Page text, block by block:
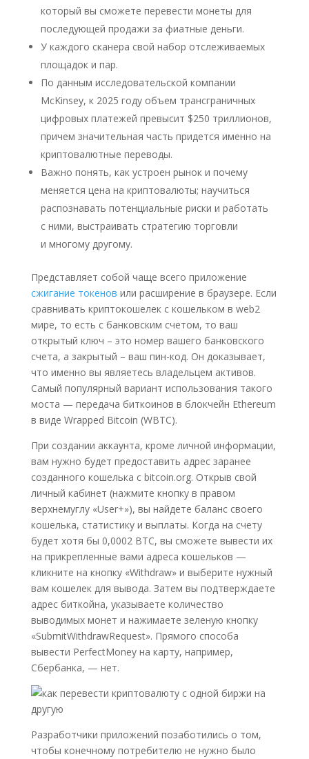
который вы сможете перевести монеты для
последующей продажи за фиатные деньги.
У каждого сканера свой набор отслеживаемых
площадок и пар.
По данным исследовательской компании
McKinsey, к 2025 году объем трансграничных
цифровых платежей превысит $250 триллионов,
причем значительная часть придется именно на
криптовалютные переводы.
Важно понять, как устроен рынок и почему
меняется цена на криптовалюты; научиться
распознавать потенциальные риски и работать
с ними, выстраивать стратегию торговли
и многому другому.
Представляет собой чаще всего приложение
сжигание токенов или расширение в браузере. Если
сравнивать криптокошелек с кошельком в web2
мире, то есть с банковским счетом, то ваш
открытый ключ – это номер вашего банковского
счета, а закрытый – ваш пин-код. Он доказывает,
что именно вы являетесь владельцем активов.
Самый популярный вариант использования такого
моста — передача биткоинов в блокчейн Ethereum
в виде Wrapped Bitcoin (WBTC).
При создании аккаунта, кроме личной информации,
вам нужно будет предоставить адрес заранее
созданного кошелька с bitcoin.org. Открыв свой
личный кабинет (нажмите кнопку в правом
верхнемуглу «User+»), вы найдете баланс своего
кошелька, статистику и выплаты. Когда на счету
будет хотя бы 0,0002 ВТС, вы сможете вывести их
на прикрепленные вами адреса кошельков —
кликните на кнопку «Withdraw» и выберите нужный
вам кошелек для вывода. Затем вы подтверждаете
адрес биткойна, указываете количество
выводимых монет и нажимаете зеленую кнопку
«SubmitWithdrawRequest». Прямого способа
вывести PerfectMoney на карту, например,
Сбербанка, — нет.
Разработчики приложений позаботились о том,
чтобы конечному потребителю не нужно было